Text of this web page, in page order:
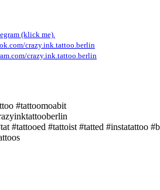
(klick me).
crazy.ink.tattoo.berlin
crazy.ink.tattoo.berlin
#tattoomoabit
#tattooed #tattoist #tatted #instatattoo